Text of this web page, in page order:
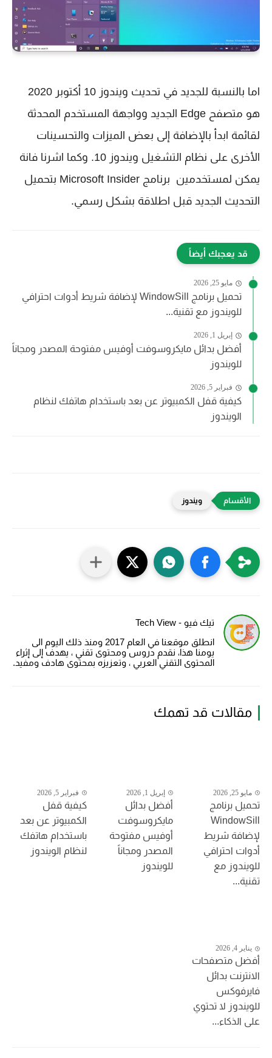
اما بالنسبة للجديد في تحديث ويندوز 10 أكتوبر 2020
هو متصفح Edge الجديد وواجهة المستخدم المحدثة
لقائمة ابدأ بالإضافة إلى بعض الميزات والتحسينات
الأخرى على نظام التشغيل ويندوز 10. وكما اشرنا فانة
يمكن لمستخدمين برنامج Microsoft Insider بتحميل
التحديث الجديد قبل اطلاقة بشكل رسمي.
قد يعجبك أيضاً
مايو 25, 2026
تحميل برنامج WindowSill لإضافة شريط أدوات احترافي
للويندوز مع تقنية...
إبريل 1, 2026
أفضل بدائل مايكروسوفت أوفيس مفتوحة المصدر ومجاناً
للويندوز
فبراير 5, 2026
كيفية قفل الكمبيوتر عن بعد باستخدام هاتفك لنظام
الويندوز
ويندوز
تيك فيو - Tech View
انطلق موقعنا في العام 2017 ومنذ ذلك اليوم الى
يومنا هذا، نقدم دروس ومحتوى تقني ، يهدف إلى إثراء
المحتوى التقني العربي ، وتعزيزه بمحتوى هادف ومفيد.
مقالات قد تهمك
مايو 25, 2026
تحميل برنامج
WindowSill
لإضافة شريط
أدوات احترافي
للويندوز مع
تقنية...
إبريل 1, 2026
أفضل بدائل
مايكروسوفت
أوفيس مفتوحة
المصدر ومجاناً
للويندوز
فبراير 5, 2026
كيفية قفل
الكمبيوتر عن بعد
باستخدام هاتفك
لنظام الويندوز
يناير 4, 2026
أفضل متصفحات
الانترنت بدائل
فايرفوكس
للويندوز لا تحتوي
على الذكاء...